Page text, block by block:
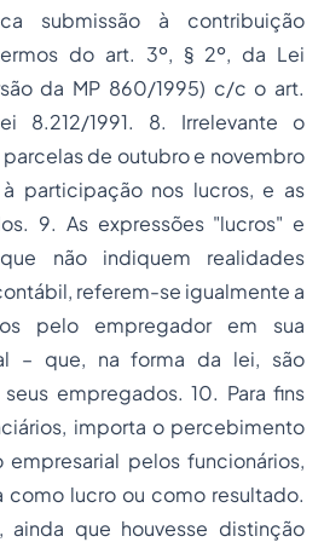
submissão à contribuição
do art. 3º, § 2º, da Lei
da MP 860/1995) c/c o art.
8.212/1991. 8. Irrelevante o
de outubro e novembro
participação nos lucros, e as
9. As expressões "lucros" e
não indiquem realidades
referem-se igualmente a
pelo empregador em sua
– que, na forma da lei, são
empregados. 10. Para fins
importa o percebimento
pelos funcionários,
como lucro ou como resultado.
ainda que houvesse distinção